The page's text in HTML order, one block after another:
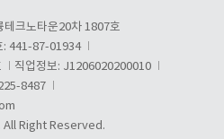
테크노타운20차 1807호
: 441-87-01934
직업정보: J1206020200010
8487
Right Reserved.